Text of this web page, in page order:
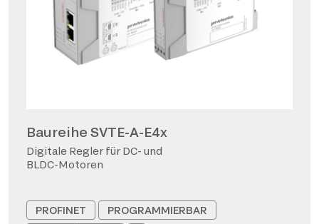
Baureihe SVTE-A-E4x
Digitale Regler für DC- und
BLDC-Motoren
PROFINET
PROGRAMMIERBAR